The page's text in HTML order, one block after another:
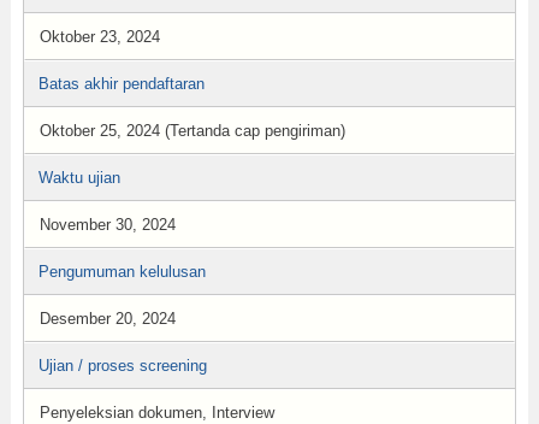
Oktober 23, 2024
Batas akhir pendaftaran
Oktober 25, 2024 (Tertanda cap pengiriman)
Waktu ujian
November 30, 2024
Pengumuman kelulusan
Desember 20, 2024
Ujian / proses screening
Penyeleksian dokumen, Interview